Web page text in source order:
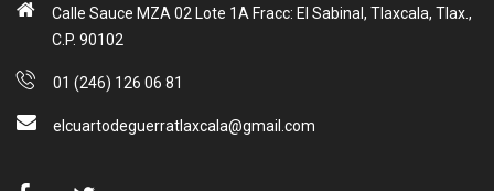
Calle Sauce MZA 02 Lote 1A Fracc: El Sabinal, Tlaxcala, Tlax.,
C.P. 90102
01 (246) 126 06 81
elcuartodeguerratlaxcala@gmail.com